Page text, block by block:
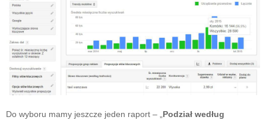
Do wyboru mamy jeszcze jeden raport – „ Podział według